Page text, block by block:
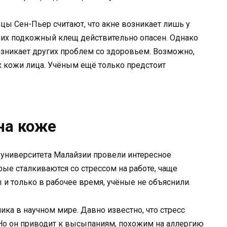
Сен-Пьер считают, что акне возникает лишь у
подкожный клещ действительно опасен. Однако
других проблем со здоровьем. Возможно,
лица. Учёным ещё только предстоит
коже
Малайзии провели интересное
сталкиваются со стрессом на работе, чаще
только в рабочее время, учёные не объяснили.
в научном мире. Давно известно, что стресс
он приводит к высыпаниям, похожим на аллергию